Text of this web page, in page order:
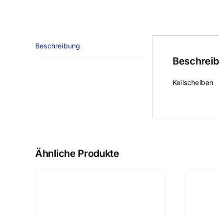
Beschreibung
Keilscheiben
Ähnliche Produkte